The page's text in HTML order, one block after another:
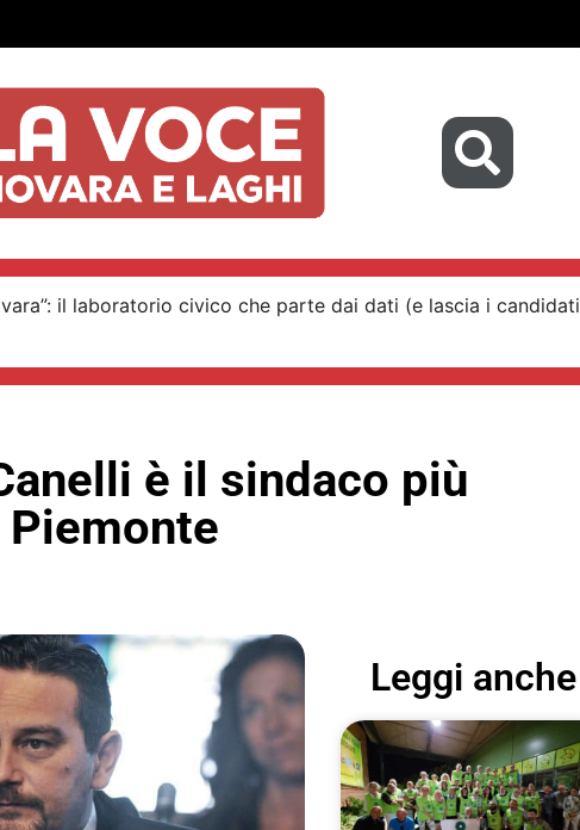
il laboratorio civico che parte dai dati (e lascia i candidati
è il sindaco più
Leggi anche